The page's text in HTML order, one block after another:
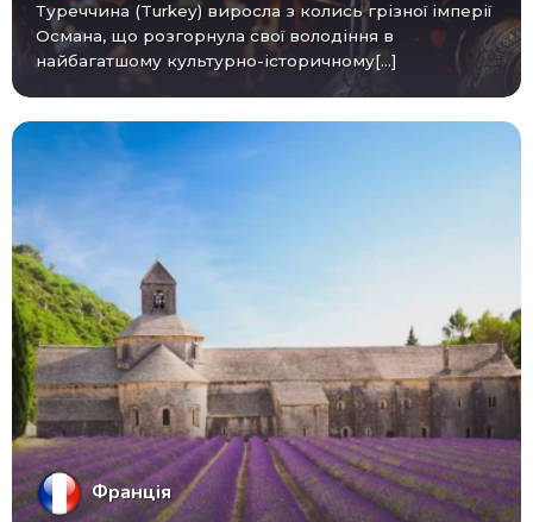
Туреччина (Turkey) виросла з колись грізної імперії
Османа, що розгорнула свої володіння в
найбагатшому культурно-історичному[...]
Франція